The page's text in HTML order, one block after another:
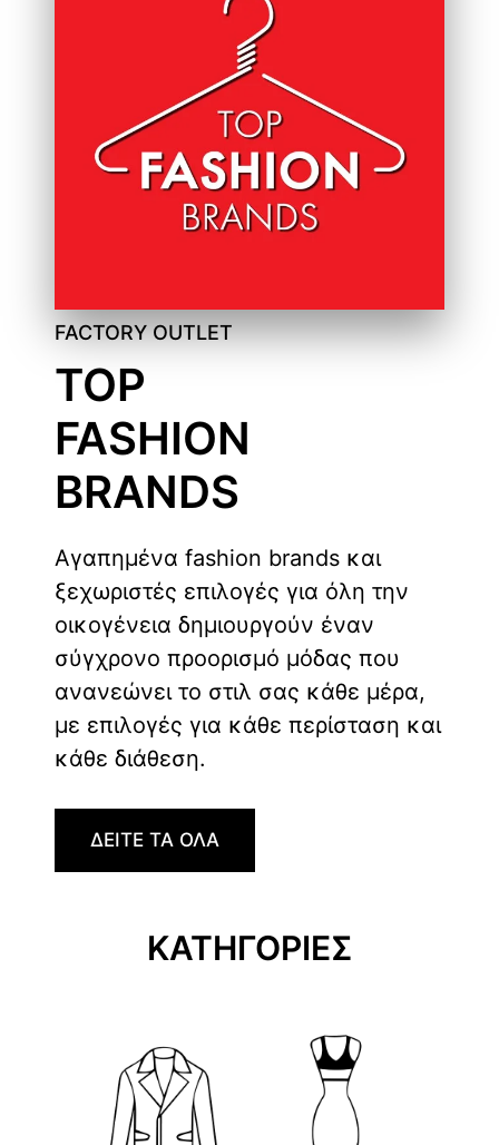
FACTORY OUTLET
TOP
FASHION
BRANDS
Αγαπημένα fashion brands και
ξεχωριστές επιλογές για όλη την
οικογένεια δημιουργούν έναν
σύγχρονο προορισμό μόδας που
ανανεώνει το στιλ σας κάθε μέρα,
με επιλογές για κάθε περίσταση και
κάθε διάθεση.
ΔΕΙΤΕ ΤΑ ΟΛΑ
ΚΑΤΗΓΟΡΙΕΣ